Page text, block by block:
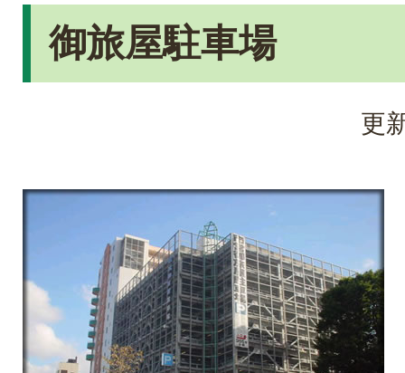
御旅屋駐車場
更